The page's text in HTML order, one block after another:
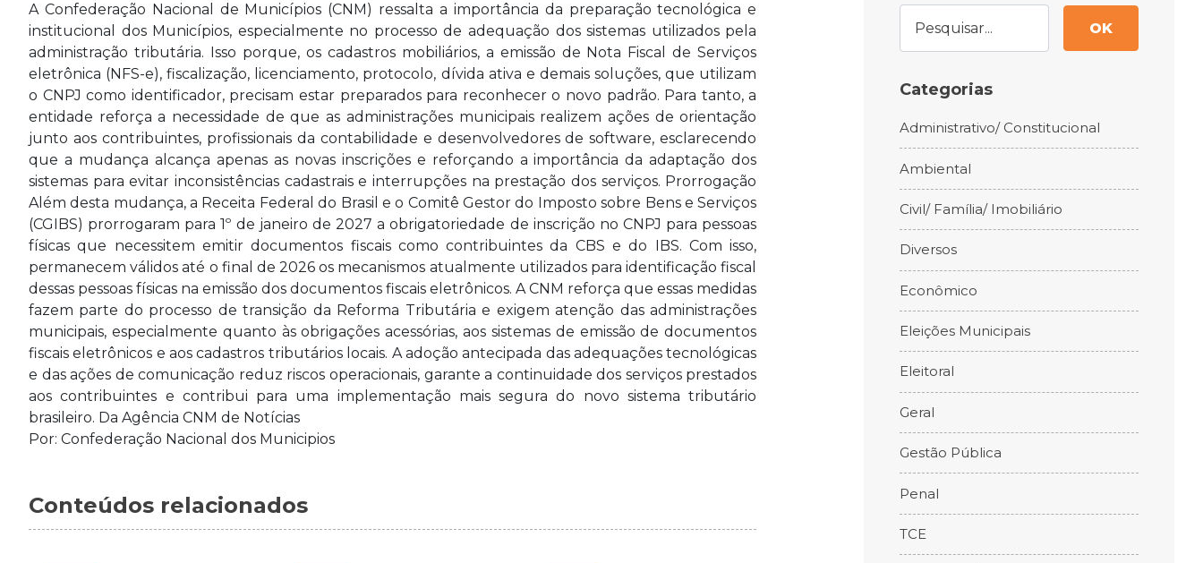
A Confederação Nacional de Municípios (CNM) ressalta a importância da preparação tecnológica e
institucional dos Municípios, especialmente no processo de adequação dos sistemas utilizados pela
administração tributária. Isso porque, os cadastros mobiliários, a emissão de Nota Fiscal de Serviços
eletrônica (NFS-e), fiscalização, licenciamento, protocolo, dívida ativa e demais soluções, que utilizam
o CNPJ como identificador, precisam estar preparados para reconhecer o novo padrão. Para tanto, a
entidade reforça a necessidade de que as administrações municipais realizem ações de orientação
junto aos contribuintes, profissionais da contabilidade e desenvolvedores de software, esclarecendo
que a mudança alcança apenas as novas inscrições e reforçando a importância da adaptação dos
sistemas para evitar inconsistências cadastrais e interrupções na prestação dos serviços. Prorrogação
Além desta mudança, a Receita Federal do Brasil e o Comitê Gestor do Imposto sobre Bens e Serviços
(CGIBS) prorrogaram para 1º de janeiro de 2027 a obrigatoriedade de inscrição no CNPJ para pessoas
físicas que necessitem emitir documentos fiscais como contribuintes da CBS e do IBS. Com isso,
permanecem válidos até o final de 2026 os mecanismos atualmente utilizados para identificação fiscal
dessas pessoas físicas na emissão dos documentos fiscais eletrônicos. A CNM reforça que essas medidas
fazem parte do processo de transição da Reforma Tributária e exigem atenção das administrações
municipais, especialmente quanto às obrigações acessórias, aos sistemas de emissão de documentos
fiscais eletrônicos e aos cadastros tributários locais. A adoção antecipada das adequações tecnológicas
e das ações de comunicação reduz riscos operacionais, garante a continuidade dos serviços prestados
aos contribuintes e contribui para uma implementação mais segura do novo sistema tributário
brasileiro. Da Agência CNM de Notícias
Por: Confederação Nacional dos Municipios
Conteúdos relacionados
OK
Categorias
Administrativo/ Constitucional
Ambiental
Civil/ Família/ Imobiliário
Diversos
Econômico
Eleições Municipais
Eleitoral
Geral
Gestão Pública
Penal
TCE